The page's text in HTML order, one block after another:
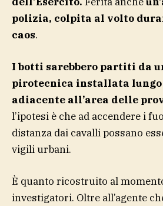
polizia, colpita al volto
caos.
I botti sarebbero partiti da
pirotecnica installata lungo
adiacente all’area delle
l’ipotesi è che ad accendere i
distanza dai cavalli possano
vigili urbani.
È quanto ricostruito al
investigatori. Oltre all’agente